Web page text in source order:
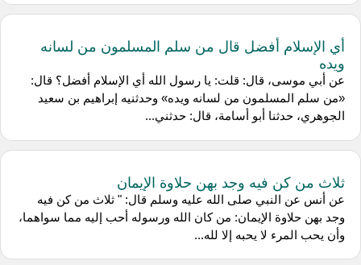
أي الإسلام أفضل قال من سلم المسلمون من لسانه
ويده
عن أبي موسى، قال: قلت: يا رسول الله أي الإسلام أفضل؟ قال:
«من سلم المسلمون من لسانه ويده» وحدثنيه إبراهيم بن سعيد
الجوهري، حدثنا أبو أسامة، قال: حدثني...
ثلاث من كن فيه وجد بهن حلاوة الإيمان
عن أنس عن النبي صلى الله عليه وسلم قال: " ثلاث من كن فيه
وجد بهن حلاوة الإيمان: من كان الله ورسوله أحب إليه مما سواهما،
وأن يحب المرء لا يحبه إلا لله...